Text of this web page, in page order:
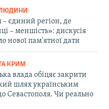
ЛЮДИНИ
єдиний регіон, де
– меншість»: дискусія
нової пам'ятної дати
КРИМ
влада обіцяє закрити
шлях українським
Севастополя. Чи реально